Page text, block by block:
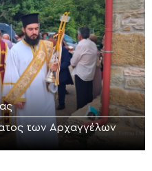
των Αρχαγγέλων